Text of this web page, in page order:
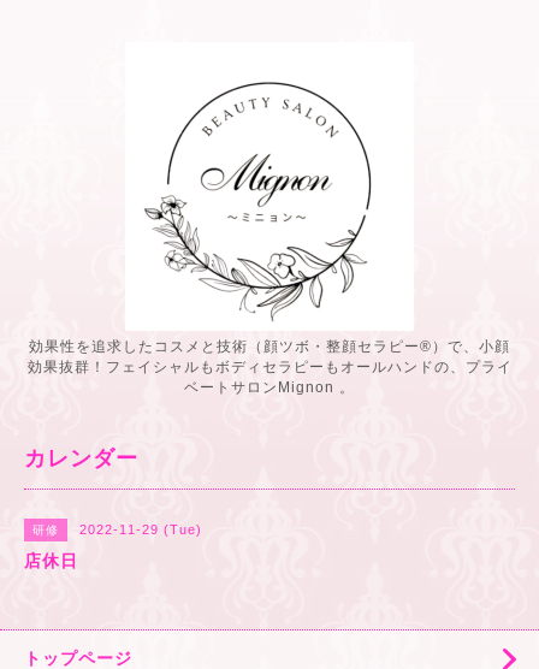
効果性を追求したコスメと技術（顔ツボ・整顔セラピー®️）で、小顔
効果抜群！フェイシャルもボディセラピーもオールハンドの、プライ
ベートサロンMignon 。
カレンダー
研修 2022-11-29 (Tue)
店休日
トップページ